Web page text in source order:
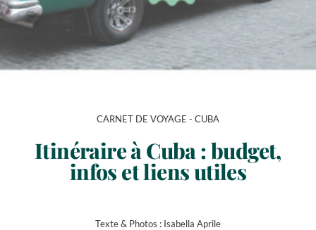
CARNET DE VOYAGE - CUBA
Itinéraire à Cuba : budget,
infos et liens utiles
Texte & Photos : Isabella Aprile